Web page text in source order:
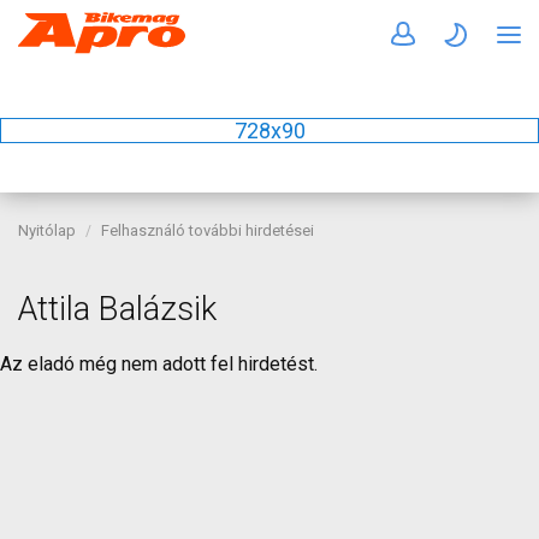
728x90
Nyitólap Felhasználó további hirdetései
Attila Balázsik
Az eladó még nem adott fel hirdetést.